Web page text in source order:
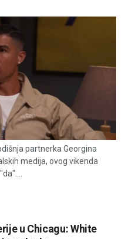
partnerka Georgina
medija, ovog vikenda
u Chicagu: White